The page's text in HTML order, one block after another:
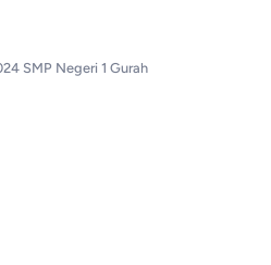
SMP Negeri 1 Gurah